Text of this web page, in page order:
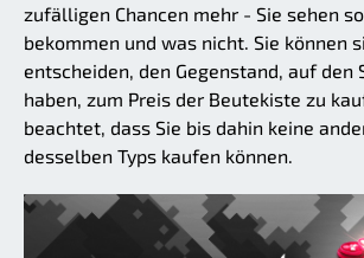
zufälligen Chancen mehr - Sie sehen
bekommen und was nicht. Sie können
entscheiden, den Gegenstand, auf den
haben, zum Preis der Beutekiste zu
beachtet, dass Sie bis dahin keine
desselben Typs kaufen können.